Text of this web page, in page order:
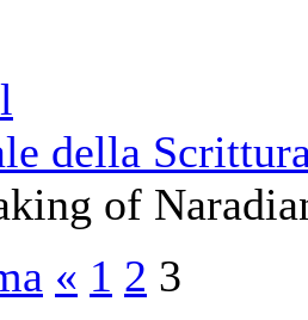
della
of
« 1 2 3